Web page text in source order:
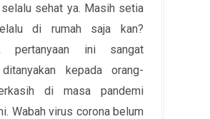
sehat ya. Masih setia
di rumah saja kan?
pertanyaan ini sangat
kepada orang-
di masa pandemi
Wabah virus corona belum